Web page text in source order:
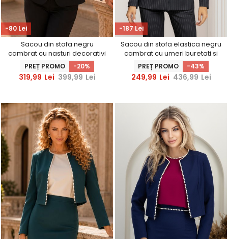
-80 Lei
Sacou din stofa negru
cambrat cu nasturi decorativi
aurii - StarShinerS
PREȚ PROMO -20%
319,99 Lei 399,99 Lei
-187 Lei
Sacou din stofa elastica negru
cambrat cu umeri buretati si
brosa maxi florala
PREȚ PROMO -43%
249,99 Lei 436,99 Lei